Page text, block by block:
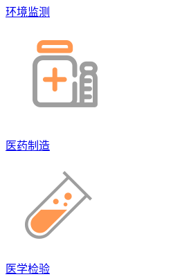
环境监测
医药制造
医学检验